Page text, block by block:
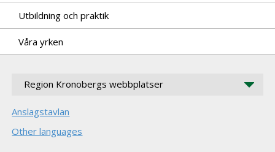
Utbildning och praktik
Våra yrken
Region Kronobergs webbplatser
Anslagstavlan
Other languages